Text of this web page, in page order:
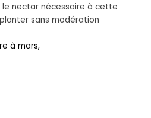
nectar nécessaire à cette
planter sans modération
à mars,